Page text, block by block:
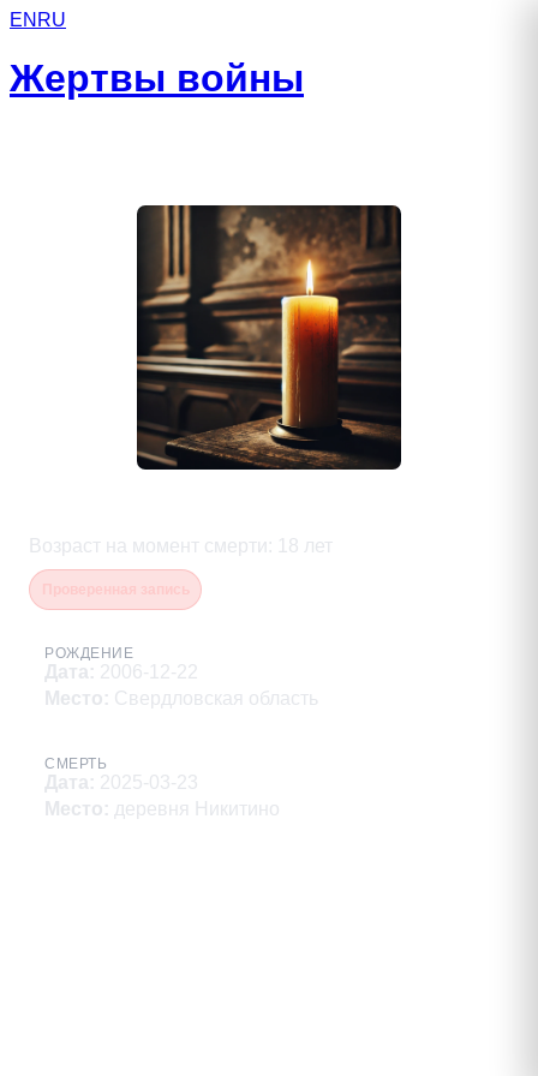
EN RU
Жертвы войны
Возраст на момент смерти : 18 лет
РОЖДЕНИЕ
Дата: 2006-12-22
Место: Свердловская область
СМЕРТЬ
Дата: 2025-03-23
Место: деревня Никитино